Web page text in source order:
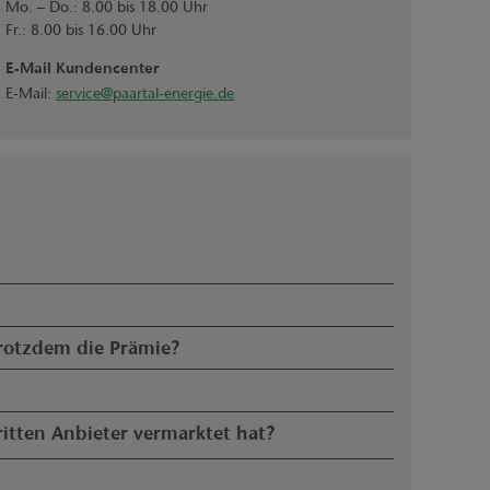
Mo. – Do.: 8.00 bis 18.00 Uhr
Fr.: 8.00 bis 16.00 Uhr
E-Mail Kundencenter
E-Mail:service@paartal-energie.de
– pro E-Fahrzeug sind das 270 € pro Jahr.
und Sie Ihre Prämie erhalten. Grund für die lange
die Prämie?
Allerdings kann die THG-Quote für jedes
vermarktet hat, können Sie die Prämie erst für
ab dem nächsten Kalenderjahr für unsere THG-Prämie
Anbieter vermarktet hat?
dritten Anbieter angemeldet hat, können Sie Ihre THG-